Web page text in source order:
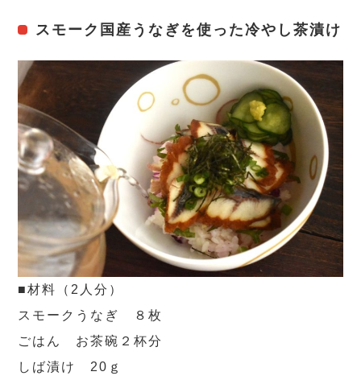
スモーク国産うなぎを使った冷やし茶漬け
■材料（2人分）
スモークうなぎ ８枚
ごはん お茶碗２杯分
しば漬け 20ｇ